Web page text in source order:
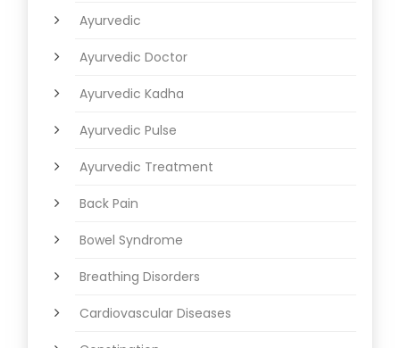
Ayurvedic
Ayurvedic Doctor
Ayurvedic Kadha
Ayurvedic Pulse
Ayurvedic Treatment
Back Pain
Bowel Syndrome
Breathing Disorders
Cardiovascular Diseases